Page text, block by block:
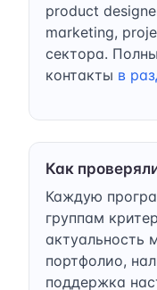
product
marketing,
сектора.
контакты в
Как
Каждую
группам
актуальность
портфолио,
поддержка